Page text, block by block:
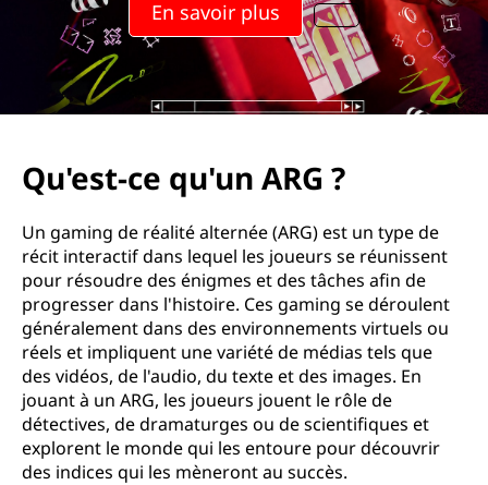
En savoir plus
Qu'est-ce qu'un ARG ?
Un gaming de réalité alternée (ARG) est un type de
récit interactif dans lequel les joueurs se réunissent
pour résoudre des énigmes et des tâches afin de
progresser dans l'histoire. Ces gaming se déroulent
généralement dans des environnements virtuels ou
réels et impliquent une variété de médias tels que
des vidéos, de l'audio, du texte et des images. En
jouant à un ARG, les joueurs jouent le rôle de
détectives, de dramaturges ou de scientifiques et
explorent le monde qui les entoure pour découvrir
des indices qui les mèneront au succès.